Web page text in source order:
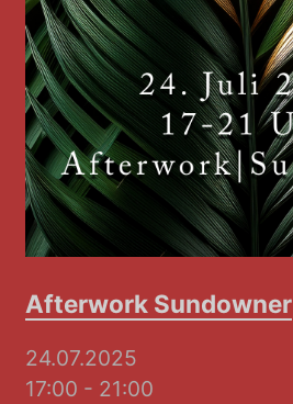
Afterwork Sundowner
24.07.2025
17:00 - 21:00